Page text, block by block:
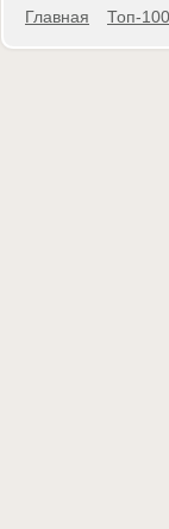
Главная Топ-100